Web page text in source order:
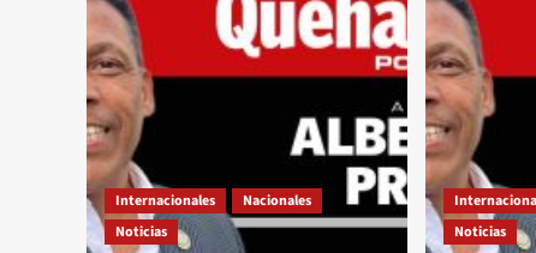
Internacionales
Nacionales
Noticias
Noticias